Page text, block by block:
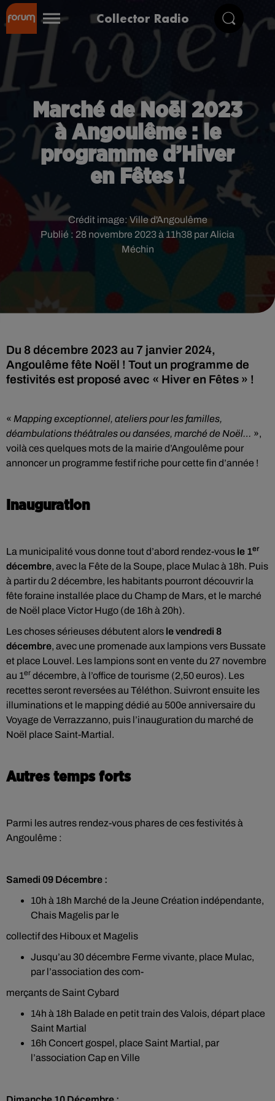
Collector Radio
Marché de Noël 2023
à Angoulême : le
programme d’Hiver
en Fêtes !
Publié : 28 novembre 2023 à 11h38 par Alicia
Méchin
Crédit image: Ville d'Angoulême
Du 8 décembre 2023 au 7 janvier 2024,
Angoulême fête Noël ! Tout un programme de
festivités est proposé avec « Hiver en Fêtes » !
« Mapping exceptionnel, ateliers pour les familles,
déambulations théâtrales ou dansées, marché de Noël… »,
voilà ces quelques mots de la mairie d’Angoulême pour
annoncer un programme festif riche pour cette fin d’année !
Inauguration
La municipalité vous donne tout d’abord rendez-vous le 1er
décembre, avec la Fête de la Soupe, place Mulac à 18h. Puis
à partir du 2 décembre, les habitants pourront découvrir la
fête foraine installée place du Champ de Mars, et le marché
de Noël place Victor Hugo (de 16h à 20h).
Les choses sérieuses débutent alors le vendredi 8
décembre, avec une promenade aux lampions vers Bussate
et place Louvel. Les lampions sont en vente du 27 novembre
au 1er décembre, à l’office de tourisme (2,50 euros). Les
recettes seront reversées au Téléthon. Suivront ensuite les
illuminations et le mapping dédié au 500e anniversaire du
Voyage de Verrazzanno, puis l’inauguration du marché de
Noël place Saint-Martial.
Autres temps forts
Parmi les autres rendez-vous phares de ces festivités à
Angoulême :
Samedi 09 Décembre :
10h à 18h Marché de la Jeune Création indépendante,
Chais Magelis par le
collectif des Hiboux et Magelis
Jusqu’au 30 décembre Ferme vivante, place Mulac,
par l’association des com-
merçants de Saint Cybard
14h à 18h Balade en petit train des Valois, départ place
Saint Martial
16h Concert gospel, place Saint Martial, par
l’association Cap en Ville